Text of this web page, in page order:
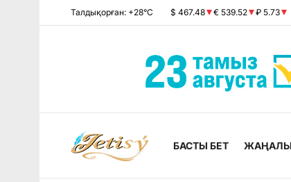
Талдықорған: +28°C $ 467.48 € 539.52 ₽ 5.73
БАСТЫ БЕТ